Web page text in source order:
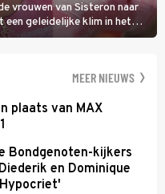
vrouwen van Sisteron naar
een geleidelijke klim in het
hindernis, dat is de
MEER NIEUWS
plaats van MAX
Bondgenoten-kijkers
en Dominique